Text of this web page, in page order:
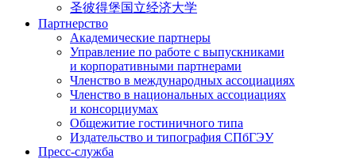
圣彼得堡国立经济大学
Партнерство
Академические партнеры
Управление по работе с выпускниками
и корпоративными партнерами
Членство в международных ассоциациях
Членство в национальных ассоциациях
и консорциумах
Общежитие гостиничного типа
Издательство и типография СПбГЭУ
Пресс-служба